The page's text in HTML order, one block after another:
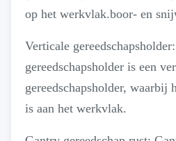
op het werkvlak.boor- en
Verticale
gereedschapsholder is een
gereedschapsholder, waarbij
is aan het werkvlak.